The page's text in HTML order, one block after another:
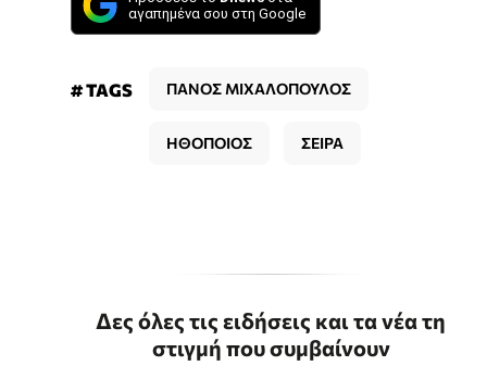
αγαπημένα σου στη Google
# TAGS ΠΑΝΟΣ ΜΙΧΑΛΟΠΟΥΛΟΣ
ΗΘΟΠΟΙΟΣ ΣΕΙΡΑ
Δες όλες τις ειδήσεις και τα νέα τη
στιγμή που συμβαίνουν